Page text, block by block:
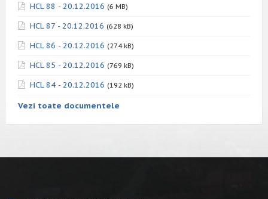
HCL 88 - 20.12.2016 (6 MB)
HCL 87 - 20.12.2016 (628 kB)
HCL 86 - 20.12.2016 (274 kB)
HCL 85 - 20.12.2016 (769 kB)
HCL 84 - 20.12.2016 (192 kB)
Vezi toate documentele